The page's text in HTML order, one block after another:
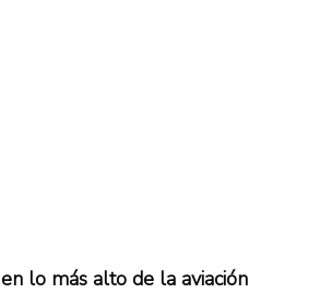
lo más alto de la aviación